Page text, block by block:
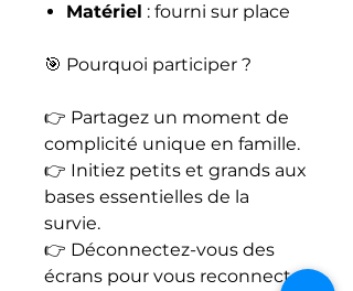
Matériel : fourni sur place
🎯 Pourquoi participer ?
👉 Partagez un moment de
complicité unique en famille.
👉 Initiez petits et grands aux
bases essentielles de la
survie.
👉 Déconnectez-vous des
écrans pour vous reconnecter